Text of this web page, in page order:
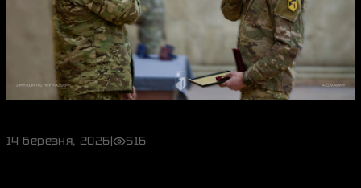
14 березня, 2026| 516